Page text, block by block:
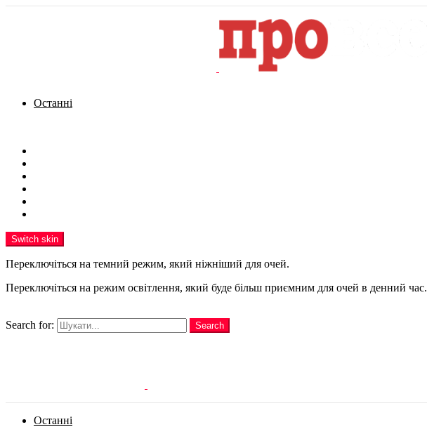
Останні
Switch skin
Переключіться на темний режим, який ніжніший для очей.
Переключіться на режим освітлення, який буде більш приємним для очей в денний час.
Search for:
Search
Останні